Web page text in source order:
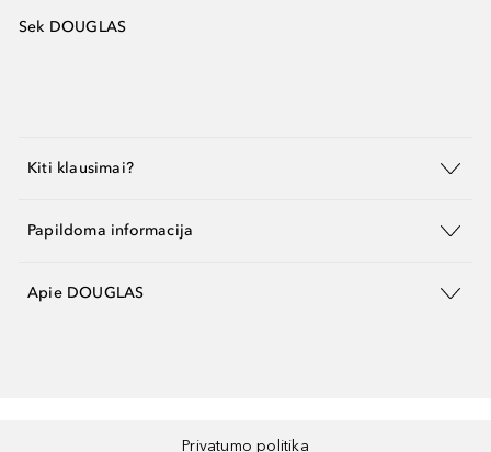
Sek DOUGLAS
Kiti klausimai?
Papildoma informacija
Apie DOUGLAS
Privatumo politika